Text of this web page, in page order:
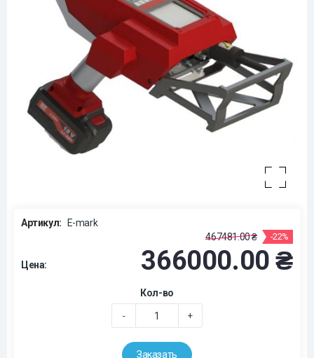
Артикул: E-mark
Цена:
467481.00 ₴ -22%
366000.00 ₴
Кол-во
- +
Заказать